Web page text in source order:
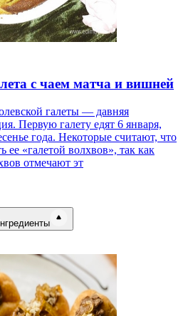
с чаем матча и вишней
галеты — давняя
Первую галету едят 6 января,
года. Некоторые считают, что
ее «галетой волхвов», так как
отмечают эт